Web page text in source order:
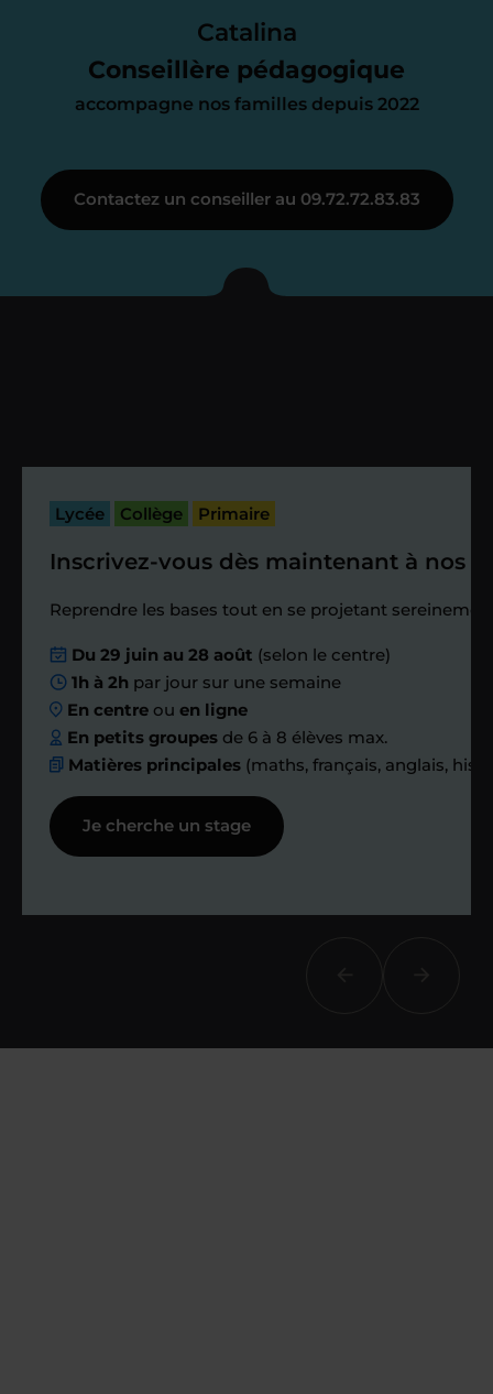
Catalina
Conseillère pédagogique
accompagne nos familles depuis 2022
parfait. À partir de maintenant nous
nous occupons de tout.
Je vous présente votre
enseignant sous 72
passé.
Étape 4
Nous planifions
ensemble des
échanges réguliers
Afin de suivre le travail et les progrès
réalisés, votre enseignant et moi-
même vous proposons des points et
Contactez un conseiller au 09.72.72.83.83
Lycée Collège Primaire
Inscrivez-vous dès maintenant à nos
Reprendre les bases tout en se projetant
Du 29 juin au 28 août (selon le centre)
1h à 2h par jour sur une semaine
En centre ouen ligne
En petits groupes de 6 à 8 élèves max.
Matières principales (maths, français, anglais,
Je cherche un stage